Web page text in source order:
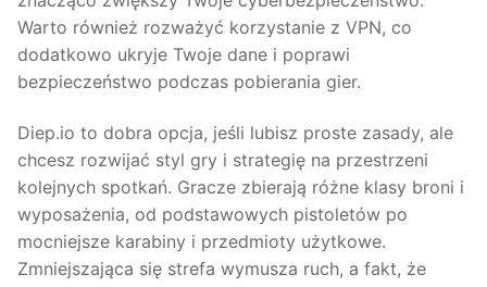
Warto również rozważyć korzystanie z VPN, co
dodatkowo ukryje Twoje dane i poprawi
bezpieczeństwo podczas pobierania gier.
Diep.io to dobra opcja, jeśli lubisz proste zasady, ale
chcesz rozwijać styl gry i strategię na przestrzeni
kolejnych spotkań. Gracze zbierają różne klasy broni i
wyposażenia, od podstawowych pistoletów po
mocniejsze karabiny i przedmioty użytkowe.
Zmniejszająca się strefa wymusza ruch, a fakt, że